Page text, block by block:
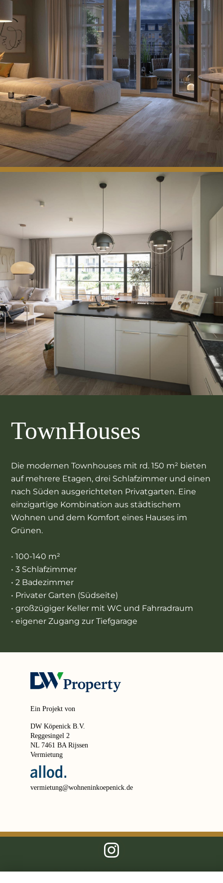
TownHouses
Die modernen Townhouses mit rd. 150 m² bieten
auf mehrere Etagen, drei Schlafzimmer und einen
nach Süden ausgerichteten Privatgarten. Eine
einzigartige Kombination aus städtischem
Wohnen und dem Komfort eines Hauses im
Grünen.
• 100-140 m²
• 3 Schlafzimmer
• 2 Badezimmer
• Privater Garten (Südseite)
• großzügiger Keller mit WC und Fahrradraum
• eigener Zugang zur Tiefgarage
Ein Projekt von
DW Köpenick B.V.
Reggesingel 2
NL 7461 BA Rijssen
Vermietung
vermietung@wohneninkoepenick.de
Copyright 2026 Cö, Köpenick